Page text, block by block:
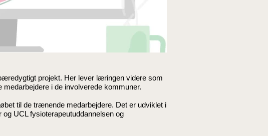
projekt. Her lever læringen videre som
i de involverede kommuner.
til de trænende medarbejdere. Det er udviklet i
UCL fysioterapeutuddannelsen og